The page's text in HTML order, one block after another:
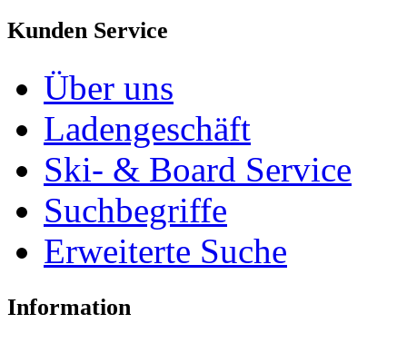
Kunden Service
Über uns
Ladengeschäft
Ski- & Board Service
Suchbegriffe
Erweiterte Suche
Information